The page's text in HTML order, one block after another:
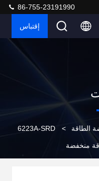
86-755-23191990
إقتباس
الطاقة >
6223A-SRD